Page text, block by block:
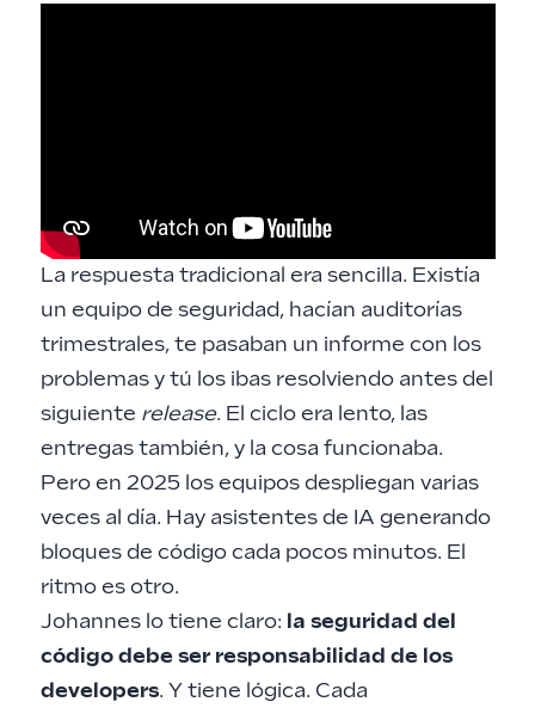
La respuesta tradicional era sencilla. Existía
un equipo de seguridad, hacían auditorías
trimestrales, te pasaban un informe con los
problemas y tú los ibas resolviendo antes del
siguiente release. El ciclo era lento, las
entregas también, y la cosa funcionaba.
Pero en 2025 los equipos despliegan varias
veces al día. Hay asistentes de IA generando
bloques de código cada pocos minutos. El
ritmo es otro.
Johannes lo tiene claro: la seguridad del
código debe ser responsabilidad de los
developers. Y tiene lógica. Cada